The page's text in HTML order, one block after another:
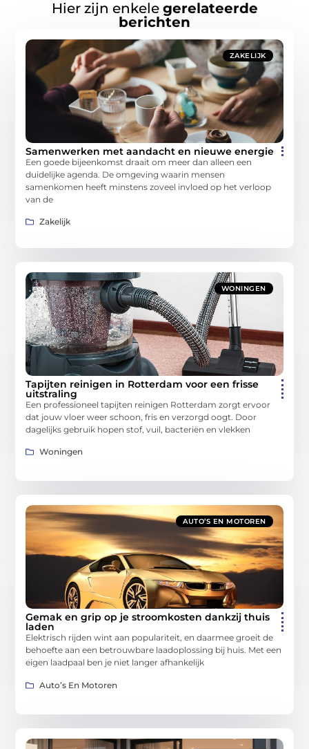
Hier zijn enkele gerelateerde
berichten
ZAKELIJK
Samenwerken met aandacht en nieuwe energie
Een goede bijeenkomst draait om meer dan alleen een
duidelijke agenda. De omgeving waarin mensen
samenkomen heeft minstens zoveel invloed op het verloop
van de
Zakelijk
WONINGEN
Tapijten reinigen in Rotterdam voor een frisse
uitstraling
Een professioneel tapijten reinigen Rotterdam zorgt ervoor
dat jouw vloer weer schoon, fris en verzorgd oogt. Door
dagelijks gebruik hopen stof, vuil, bacteriën en vlekken
Woningen
AUTO’S EN MOTOREN
Gemak en grip op je stroomkosten dankzij thuis
laden
Elektrisch rijden wint aan populariteit, en daarmee groeit de
behoefte aan een betrouwbare laadoplossing bij huis. Met een
eigen laadpaal ben je niet langer afhankelijk
Auto’s En Motoren